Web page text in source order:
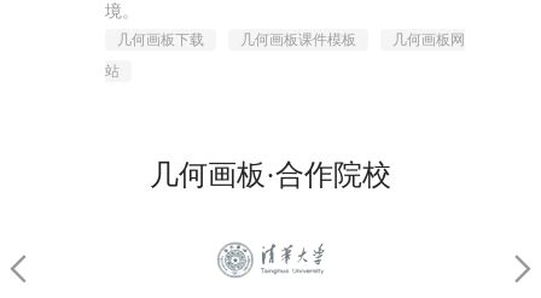
境。
几何画板下载 几何画板课件模板
几何画板网
站
几何画板·合作院校